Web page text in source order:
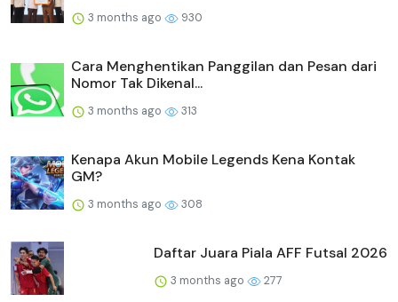
3 months ago 930
Cara Menghentikan Panggilan dan Pesan dari
Nomor Tak Dikenal...
3 months ago 313
Kenapa Akun Mobile Legends Kena Kontak
GM?
3 months ago 308
Daftar Juara Piala AFF Futsal 2026
3 months ago 277